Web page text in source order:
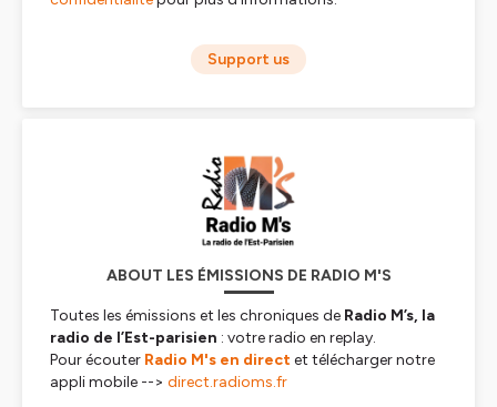
Support us
ABOUT LES ÉMISSIONS DE RADIO M'S
Toutes les émissions et les chroniques de Radio M’s, la
radio de l’Est-parisien : votre radio en replay.
Pour écouter Radio M's en directet télécharger notre
appli mobile --> direct.radioms.fr